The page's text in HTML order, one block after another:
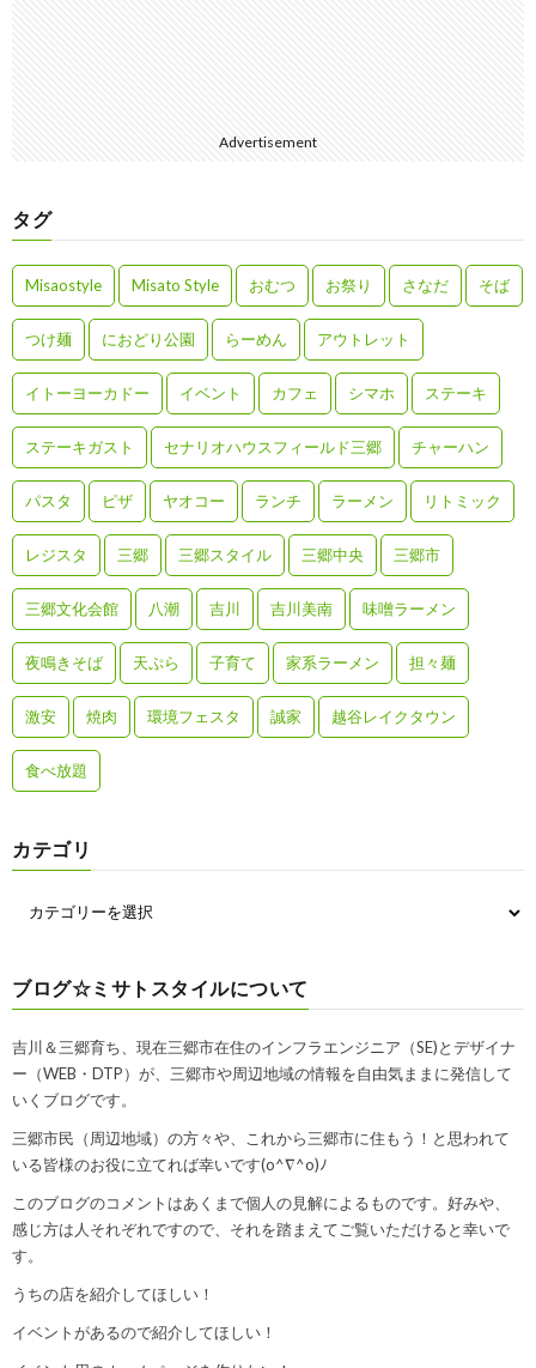
Advertisement
タグ
Misaostyle Misato Style おむつ お祭り さなだ そば
つけ麺 におどり公園 らーめん アウトレット
イトーヨーカドー イベント カフェ シマホ ステーキ
ステーキガスト セナリオハウスフィールド三郷 チャーハン
パスタ ピザ ヤオコー ランチ ラーメン リトミック
レジスタ 三郷 三郷スタイル 三郷中央 三郷市
三郷文化会館 八潮 吉川 吉川美南 味噌ラーメン
夜鳴きそば 天ぷら 子育て 家系ラーメン 担々麺
激安 焼肉 環境フェスタ 誠家 越谷レイクタウン
食べ放題
カテゴリ
ブログ☆ミサトスタイルについて
吉川＆三郷育ち、現在三郷市在住のインフラエンジニア（SE)とデザイナ
ー（WEB・DTP）が、三郷市や周辺地域の情報を自由気ままに発信して
いくブログです。
三郷市民（周辺地域）の方々や、これから三郷市に住もう！と思われて
いる皆様のお役に立てれば幸いです(o^∇^o)ﾉ
このブログのコメントはあくまで個人の見解によるものです。好みや、
感じ方は人それぞれですので、それを踏まえてご覧いただけると幸いで
す。
うちの店を紹介してほしい！
イベントがあるので紹介してほしい！